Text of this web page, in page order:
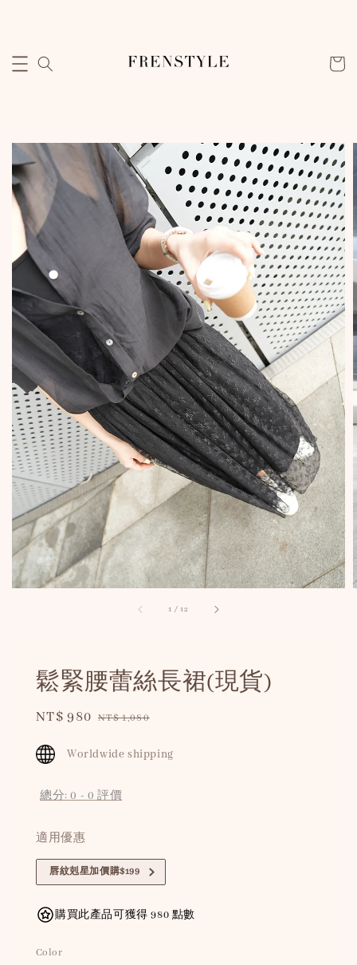
1 /12
鬆緊腰蕾絲長裙(現貨)
Sale
NT$ 980 Regular
NT$ 1,080
Worldwide shipping
總分:0 - 0 評價
適用優惠
唇紋剋星加價購$199
購買此產品可獲得 980 點數
Color